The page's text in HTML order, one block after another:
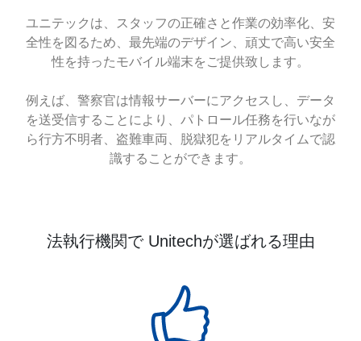
ユニテックは、スタッフの正確さと作業の効率化、安
全性を図るため、最先端のデザイン、頑丈で高い安全
性を持ったモバイル端末をご提供致します。
例えば、警察官は情報サーバーにアクセスし、データ
を送受信することにより、パトロール任務を行いなが
ら行方不明者、盗難車両、脱獄犯をリアルタイムで認
識することができます。
法執行機関で Unitechが選ばれる理由